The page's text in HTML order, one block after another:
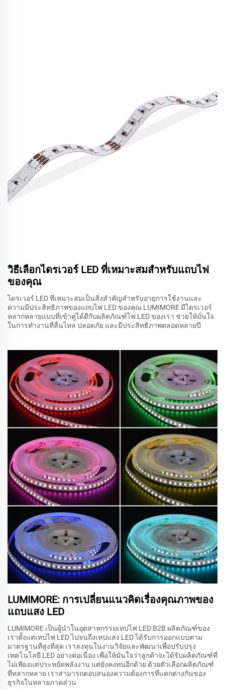
วิธีเลือกไดรเวอร์ LED ที่เหมาะสมสำหรับแถบไฟ
ของคุณ
ไดรเวอร์ LED ที่เหมาะสมเป็นสิ่งสำคัญสำหรับอายุการใช้งานและ
ความมีประสิทธิภาพของแถบไฟ LED ของคุณ LUMIMORE มีไดรเวอร์
หลากหลายแบบที่เข้าคู่ได้ดีกับผลิตภัณฑ์ไฟ LED ของเรา ช่วยให้มั่นใจ
ในการทำงานที่ลื่นไหล ปลอดภัย และมีประสิทธิภาพตลอดหลายปี
LUMIMORE: การเปลี่ยนแนวคิดเรื่องคุณภาพของ
แถบแสง LED
LUMIMORE เป็นผู้นำในอุตสาหกรรมเทปไฟ LED B2B ผลิตภัณฑ์ของ
เราตั้งแต่เทปไฟ LED ไปจนถึงเทปแสง LED ได้รับการออกแบบตาม
มาตรฐานที่สูงที่สุด เราลงทุนในงานวิจัยและพัฒนาเพื่อปรับปรุง
เทคโนโลยี LED อย่างต่อเนื่อง เพื่อให้มั่นใจว่าลูกค้าจะได้รับผลิตภัณฑ์ที่
ไม่เพียงแต่ประหยัดพลังงาน แต่ยังคงทนอีกด้วย ด้วยตัวเลือกผลิตภัณฑ์
ที่หลากหลาย เราสามารถตอบสนองความต้องการที่แตกต่างกันของ
ธุรกิจในหลายภาคส่วน